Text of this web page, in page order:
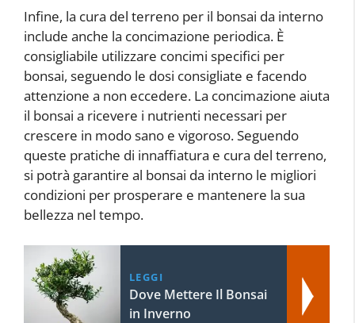
Infine, la cura del terreno per il bonsai da interno
include anche la concimazione periodica. È
consigliabile utilizzare concimi specifici per
bonsai, seguendo le dosi consigliate e facendo
attenzione a non eccedere. La concimazione aiuta
il bonsai a ricevere i nutrienti necessari per
crescere in modo sano e vigoroso. Seguendo
queste pratiche di innaffiatura e cura del terreno,
si potrà garantire al bonsai da interno le migliori
condizioni per prosperare e mantenere la sua
bellezza nel tempo.
LEGGI
Dove Mettere Il Bonsai
in Inverno